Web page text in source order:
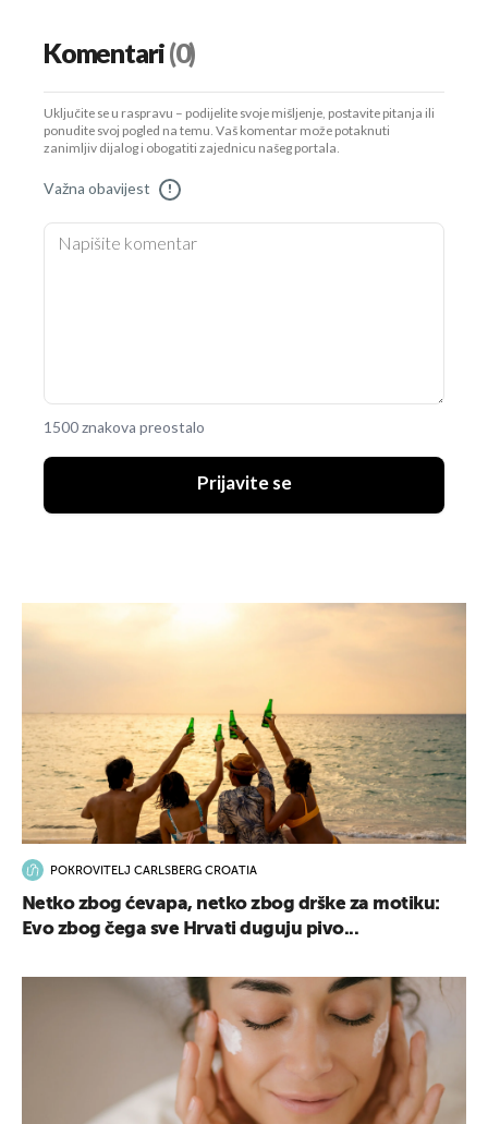
Komentari(0)
Uključite se u raspravu – podijelite svoje mišljenje, postavite pitanja ili
ponudite svoj pogled na temu. Vaš komentar može potaknuti
zanimljiv dijalog i obogatiti zajednicu našeg portala.
Važna obavijest !
1500 znakova preostalo
Prijavite se
POKROVITELJ CARLSBERG CROATIA
Netko zbog ćevapa, netko zbog drške za motiku:
Evo zbog čega sve Hrvati duguju pivo...